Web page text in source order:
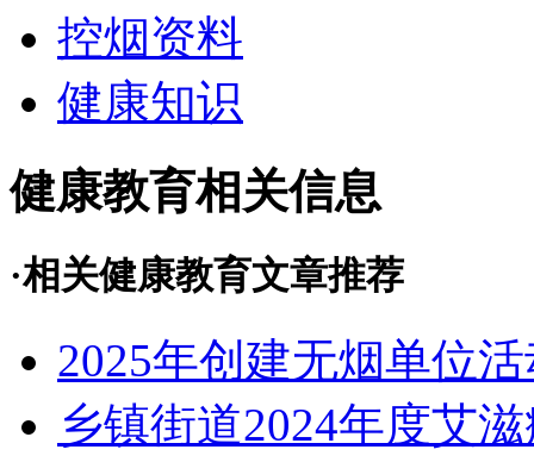
控烟资料
健康知识
健康教育相关信息
·相关健康教育文章推荐
2025年创建无烟单位
乡镇街道2024年度艾